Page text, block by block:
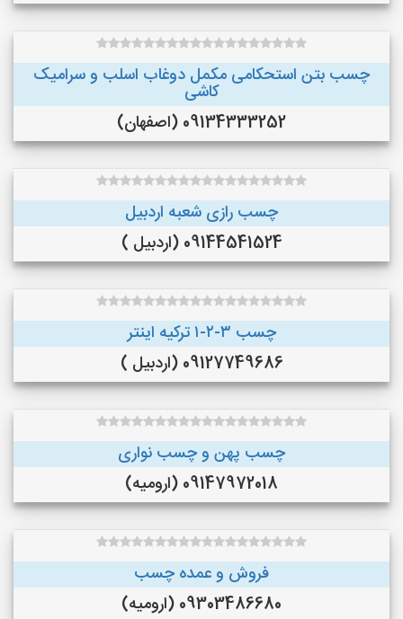
چسب بتن استحکامی مکمل دوغاب اسلب و سرامیک
کاشی
09134333252 (اصفهان)
چسب رازی شعبه اردبیل
09144541524 (اردبیل )
چسب ۳-۲-۱ ترکیه اینتر
09127749686 (اردبیل )
چسب پهن و چسب نواری
09147972018 (ارومیه)
فروش و عمده چسب
09303486680 (ارومیه)